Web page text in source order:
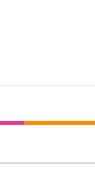
椅子 360度回